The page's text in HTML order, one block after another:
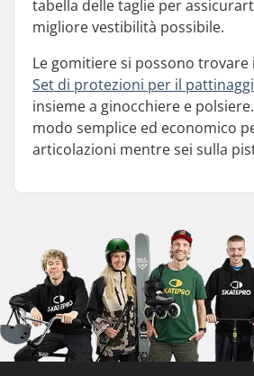
tabella delle taglie per
migliore vestibilità possibile.
Le gomitiere si possono
Set di protezioni per il
insieme a ginocchiere e
modo semplice ed economico
articolazioni mentre sei sulla